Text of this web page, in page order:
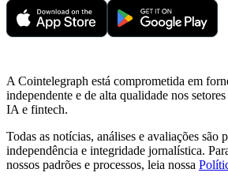
A Cointelegraph está comprometida em
independente e de alta qualidade nos
IA e fintech.
Todas as notícias, análises e avaliações são
independência e integridade jornalística.
nossos padrões e processos, leia nossa